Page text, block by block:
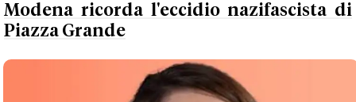
Modena ricorda l'eccidio nazifascista di
Piazza Grande